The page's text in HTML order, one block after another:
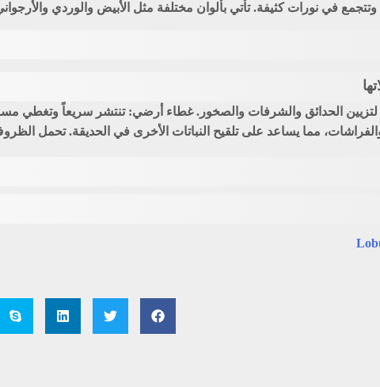
وتتجمع في نورات كثيفة. تأتي بألوان مختلفة مثل الأبيض والوردي
لتزيين الحدائق والشرفات والصخور. غطاء أرضي: تنتشر سريعاً وتغطي
مما يساعد على تلقيح النباتات الأخرى في الحديقة. تحمل